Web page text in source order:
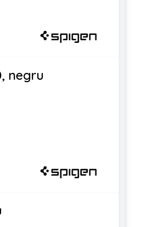
negru